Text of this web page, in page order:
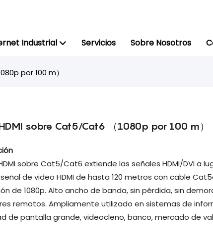
Industrial Servicios Sobre Nosotros
por 100 m）
sobre Cat5/Cat6 （1080p por 100 m）
sobre Cat5/Cat6 extiende las señales HDMI/DVI a
de video HDMI de hasta 120 metros con cable
de 1080p. Alto ancho de banda, sin pérdida, sin
remotos. Ampliamente utilizado en sistemas de
de pantalla grande, videocleno, banco, mercado de